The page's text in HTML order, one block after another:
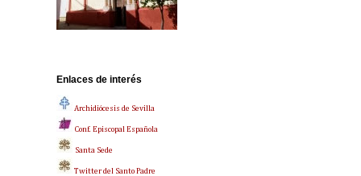
Enlaces de interés
Archidiócesis de Sevilla
Conf. Episcopal Española
Santa Sede
Twitter del Santo Padre